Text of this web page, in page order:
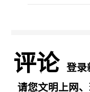
评论 登录
请您文明上网